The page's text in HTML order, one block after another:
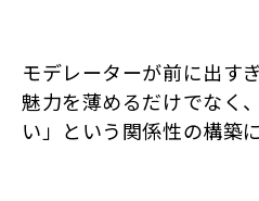
モデレーターが前に出す
魅力を薄めるだけでなく
い」という関係性の構築